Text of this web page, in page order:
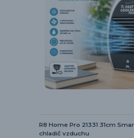
R8 Home Pro 21331 31cm
chladič vzduchu